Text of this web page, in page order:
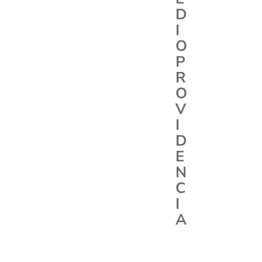
D
I
O
P
R
O
V
I
D
E
N
C
I
A